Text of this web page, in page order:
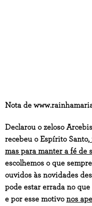
Nota de
Declarou o zeloso
recebeu o Espírito Santo,
mas para manter a fé de
escolhemos o que
ouvidos às novidades
pode estar errada no
e por esse motivonos